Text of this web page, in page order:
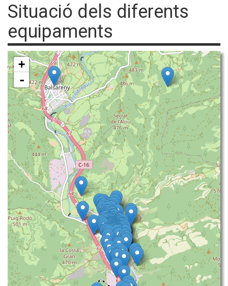
Situació dels diferents
equipaments
+
-